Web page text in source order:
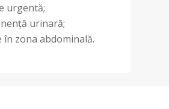
urgentă;
urinară;
în zona abdominală.